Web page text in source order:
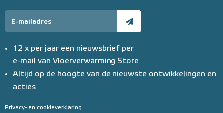
12 x per jaar een nieuwsbrief per
e-mail van Vloerverwarming Store
Altijd op de hoogte van de nieuwste ontwikkelingen en
acties
Privacy- en cookieverklaring